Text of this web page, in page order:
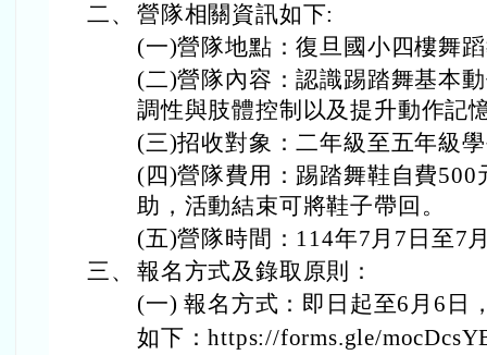
二、 營隊相關資訊如下:
(一)營隊地點：復旦國小四樓舞
(二)營隊內容：認識踢踏舞基本
調性與肢體控制以及提升動作記
(三)招收對象：二年級至五年級
(四)營隊費用：踢踏舞鞋自費
助，活動結束可將鞋子帶回。
(五)營隊時間：114年7月7日至7
三、 報名方式及錄取原則：
(一) 報名方式：即日起至6月6日
如下：https://forms.gle/